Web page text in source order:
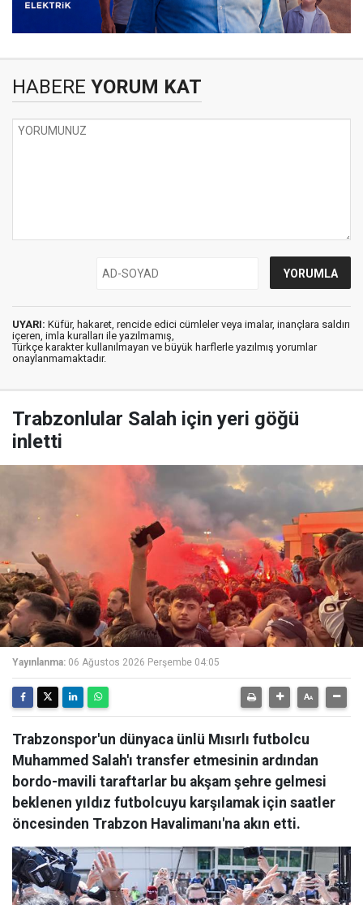
HABERE YORUM KAT
UYARI: Küfür, hakaret, rencide edici cümleler veya imalar, inançlara saldırı
içeren, imla kuralları ile yazılmamış,
Türkçe karakter kullanılmayan ve büyük harflerle yazılmış yorumlar
onaylanmamaktadır.
Trabzonlular Salah için yeri göğü
inletti
Yayınlanma: 06 Ağustos 2026 Perşembe 04:05
Trabzonspor'un dünyaca ünlü Mısırlı futbolcu
Muhammed Salah'ı transfer etmesinin ardından
bordo-mavili taraftarlar bu akşam şehre gelmesi
beklenen yıldız futbolcuyu karşılamak için saatler
öncesinden Trabzon Havalimanı'na akın etti.